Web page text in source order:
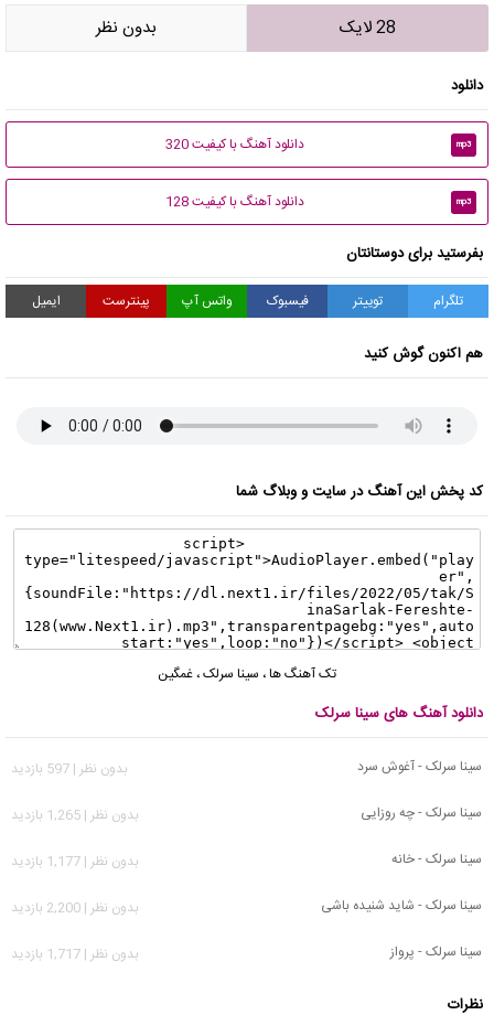
28 لایک بدون نظر
دانلود
mp3 دانلود آهنگ با کیفیت 320
mp3 دانلود آهنگ با کیفیت 128
بفرستید برای دوستانتان
تلگرام توییتر فیسبوک واتس آپ پینترست ایمیل
هم اکنون گوش کنید
کد پخش این آهنگ در سایت و وبلاگ شما
تک آهنگ ها، سینا سرلک، غمگین
دانلود آهنگ های سینا سرلک
سینا سرلک - آغوش سرد
بدون نظر | 597 بازدید
سینا سرلک - چه روزایی
بدون نظر | 1,265 بازدید
سینا سرلک - خانه
بدون نظر | 1,177 بازدید
سینا سرلک - شاید شنیده باشی
بدون نظر | 2,200 بازدید
سینا سرلک - پرواز
بدون نظر | 1,717 بازدید
نظرات